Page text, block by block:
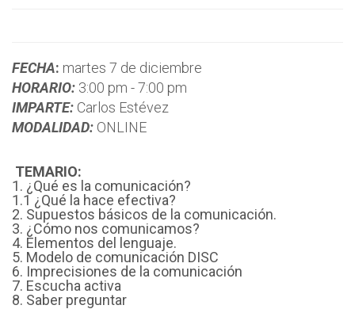
FECHA: martes 7 de diciembre
HORARIO: 3:00 pm - 7:00 pm
IMPARTE: Carlos Estévez
MODALIDAD: ONLINE
TEMARIO:
1. ¿Qué es la comunicación?
1.1 ¿Qué la hace efectiva?
2. Supuestos básicos de la comunicación.
3. ¿Cómo nos comunicamos?
4. Elementos del lenguaje.
5. Modelo de comunicación DISC
6. Imprecisiones de la comunicación
7. Escucha activa
8. Saber preguntar